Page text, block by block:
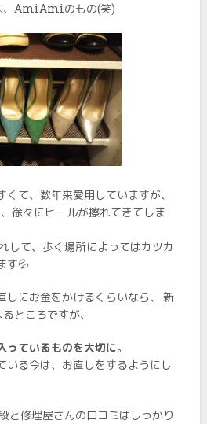
、AmiAmiのもの(笑)
て、数年来愛用していますが、
徐々にヒールが擦れてきてしま
して、歩く場所によってはカツカ
す💦
しにお金をかけるくらいなら、 新
ところですが、
っているものを大切に。
いる今は、お直しをするようにし
と修理屋さんの口コミはしっかり